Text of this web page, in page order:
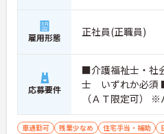
雇用形態 正社員(正職員)
応募要件
■介護福祉士・社
士 いずれか必須
（ＡＴ限定可）
力・出力が出来る
車通勤可 残業少なめ 住宅手当・補助